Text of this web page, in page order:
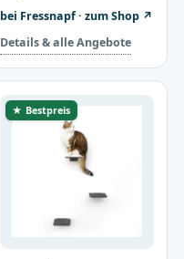
bei Fressnapf · zum Shop ↗
Details & alle Angebote
★ Bestpreis